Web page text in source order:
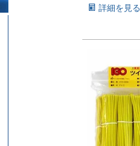
詳細を見る